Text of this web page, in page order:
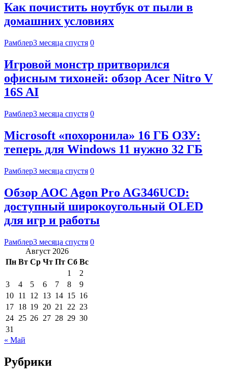
Как почистить ноутбук от пыли в
домашних условиях
Рамблер3 месяца спустя 0
Игровой монстр притворился
офисным тихоней: обзор Acer Nitro V
16S AI
Рамблер3 месяца спустя 0
Microsoft «похоронила» 16 ГБ ОЗУ:
теперь для Windows 11 нужно 32 ГБ
Рамблер3 месяца спустя 0
Обзор AOC Agon Pro AG346UCD:
доступный широкоугольный OLED
для игр и работы
Рамблер3 месяца спустя 0
Август 2026
Пн Вт Ср Чт Пт Сб Вс
1
2
3
4 5 6 7 8
9
10 11 12 13 14 15 16
17 18 19 20 21 22 23
24 25 26 27 28 29 30
31
« Май
Рубрики